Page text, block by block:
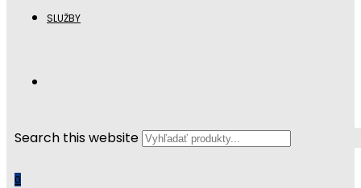
SLUŽBY
Search this website
0